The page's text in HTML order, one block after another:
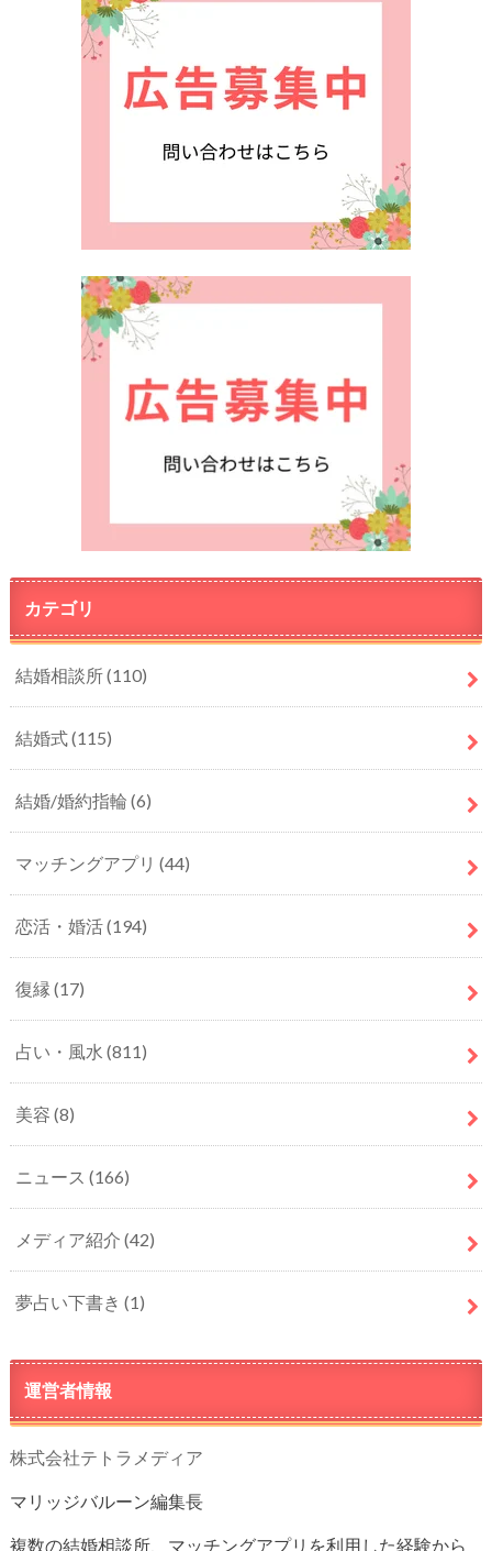
カテゴリ
結婚相談所(110)
結婚式(115)
結婚/婚約指輪 (6)
マッチングアプリ (44)
恋活・婚活(194)
復縁 (17)
占い・風水 (811)
美容 (8)
ニュース (166)
メディア紹介 (42)
夢占い下書き (1)
運営者情報
株式会社テトラメディア
マリッジバルーン編集長
複数の結婚相談所、マッチングアプリを利用した経験から